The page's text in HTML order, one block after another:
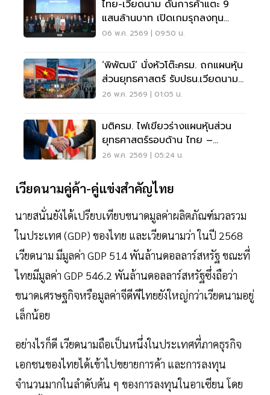
ไทย-เวียดนาม ดันการค้าแตะ 9
แสนล้านบาท เปิดเกมรุกลงทุน
อาเซียน
06 พ.ค. 2569 | 09:50 น.
‘พิพัฒน์’ นั่งหัวโต๊ะครม. ถกแผนหุ้น
ส่วนยุทธศาสตร์ รับปธน.เวียดนาม
เยือนไทย
26 พ.ค. 2569 | 01:05 น.
มติครม. ไฟเขียวร่างแผนหุ้นส่วน
ยุทธศาสตร์รอบด้าน ไทย –
เวียดนาม 6 ปี
26 พ.ค. 2569 | 05:24 น.
เวียดนามคู่ค้า-คู่แข่งสำคัญไทย
นายสนั่นยังได้เปรียบเทียบขนาดมูลค่าผลิตภัณฑ์มวลรวม
ในประเทศ (GDP) ของไทย และเวียดนามว่า ในปี 2568
เวียดนาม มีมูลค่า GDP 514 พันล้านดอลลาร์สหรัฐ ขณะที่
ไทยมีมูลค่า GDP 546.2 พันล้านดอลลาร์สหรัฐซึ่งถือว่า
ขนาดเศรษฐกิจหรือมูลค่าจีดีพีไทยยังใหญ่กว่าเวียดนามอยู่
เล็กน้อย
อย่างไรก็ดี เวียดนามถือเป็นหนึ่งในประเทศที่ภาคธุรกิจ
เอกชนของไทยได้เข้าไปขยายการค้า และการลงทุน
จำนวนมากในลำดับต้น ๆ ของการลงทุนในอาเซียน โดย